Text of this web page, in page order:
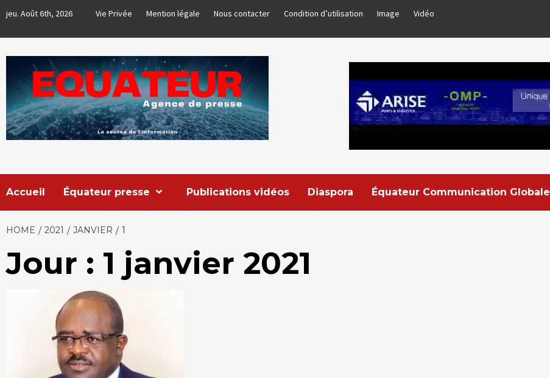
to
content
jeu. Août 6th, 2026 Vie Privée Mention légale Nous contacter Condition d’utilisation Image Vidéo
EQUATEUR
Accueil Équateur presse Publications vidéos Diaspora Équateur Communication Globale
HOME 2021 JANVIER 1
Jour : 1 janvier 2021